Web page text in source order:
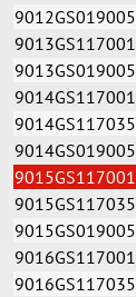
9012GS019005
9013GS117001
9013GS019005
9014GS117001
9014GS117035
9014GS019005
9015GS117001
9015GS117035
9015GS019005
9016GS117001
9016GS117035